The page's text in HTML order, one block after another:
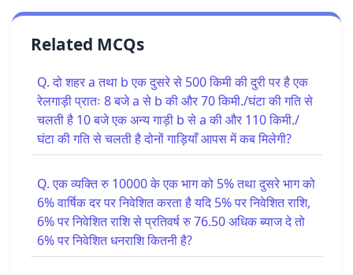
Related MCQs
Q. दो शहर a तथा b एक दुसरे से 500 किमी की दुरी पर है एक
रेलगाड़ी प्रातः 8 बजे a से b की और 70 किमी./घंटा की गति से
चलती है 10 बजे एक अन्य गाड़ी b से a की और 110 किमी./
घंटा की गति से चलती है दोनों गाड़ियाँ आपस में कब मिलेगी?
Q. एक व्यक्ति रु 10000 के एक भाग को 5% तथा दुसरे भाग को
6% वार्षिक दर पर निवेशित करता है यदि 5% पर निवेशित राशि,
6% पर निवेशित राशि से प्रतिवर्ष रु 76.50 अधिक ब्याज दे तो
6% पर निवेशित धनराशि कितनी है?